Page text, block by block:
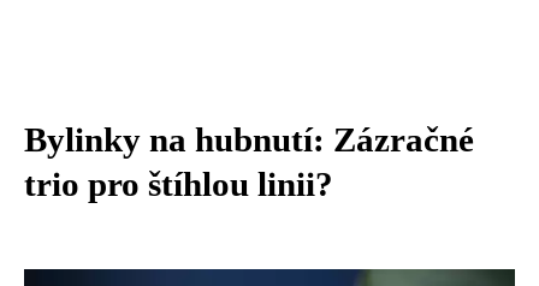
Bylinky na hubnutí: Zázračné
trio pro štíhlou linii?